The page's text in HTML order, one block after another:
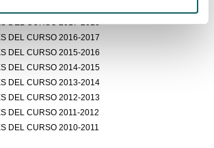
DEL CURSO 2017-2018
DEL CURSO 2016-2017
DEL CURSO 2015-2016
DEL CURSO 2014-2015
DEL CURSO 2013-2014
DEL CURSO 2012-2013
DEL CURSO 2011-2012
DEL CURSO 2010-2011